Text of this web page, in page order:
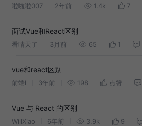
啦啦啦007 2年前 1.4k 7
面试Vue和React区别
看晴天了 3月前 65 1
vue和react区别
前端l 3年前 198 点赞
Vue 与 React 的区别
WillXiao 6年前 3.9k 9